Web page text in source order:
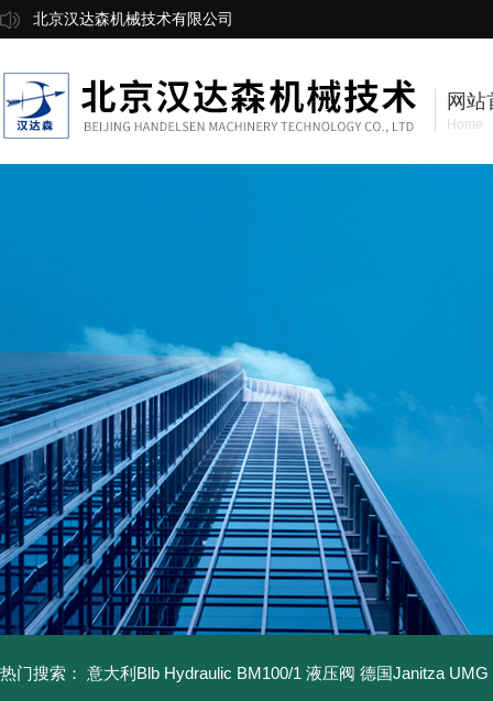
北京汉达森机械技术有限公司
网站
Home
热门搜索： 意大利Blb Hydraulic BM100/1 液压阀 德国Janitza UMG